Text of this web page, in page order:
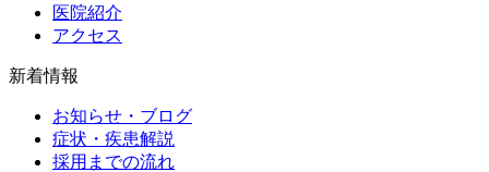
医院紹介
アクセス
新着情報
お知らせ・ブログ
症状・疾患解説
採用までの流れ